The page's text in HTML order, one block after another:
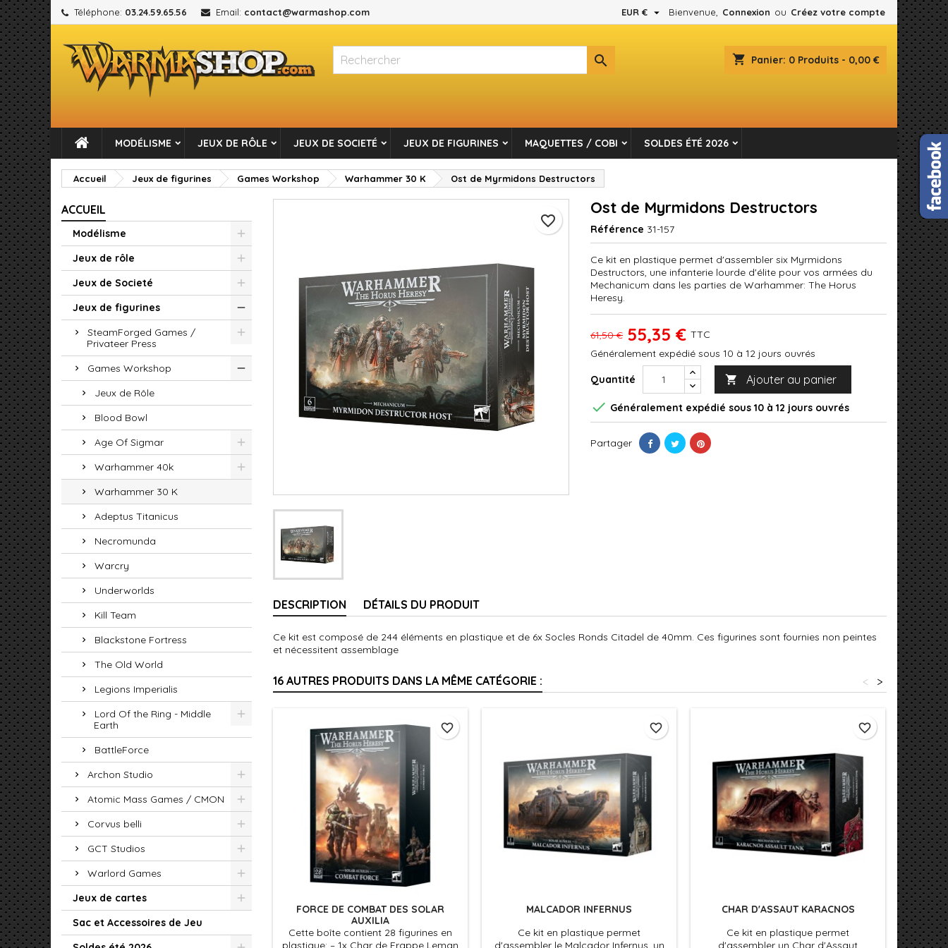
Téléphone: 03.24.59.65.56 Email: contact@warmashop.com Bienvenue, Connexion ou Créez votre compte
EUR € 
shopping_cart Panier: 0 Produits - 0,00 €

MODÉLISME JEUX DE RÔLE JEUX DE SOCIETÉ JEUX DE FIGURINES MAQUETTES / COBI SOLDES ÉTÉ 2026
Accueil Jeux de figurines Games Workshop Warhammer 30 K Ost de Myrmidons Destructors
ACCUEIL
Modélisme
Jeux de rôle
Jeux de Societé
Jeux de figurines
SteamForged Games /
Privateer Press
Games Workshop
Jeux de Rôle
Blood Bowl
Age Of Sigmar
Warhammer 40k
Warhammer 30 K
Adeptus Titanicus
Necromunda
Warcry
Underworlds
Kill Team
Blackstone Fortress
The Old World
Legions Imperialis
Lord Of the Ring - Middle
Earth
BattleForce
Archon Studio
Atomic Mass Games / CMON
Corvus belli
GCT Studios
Warlord Games
Jeux de cartes
Sac et Accessoires de Jeu
Ost de Myrmidons Destructors
Référence 31-157
Ce kit en plastique permet d'assembler six Myrmidons
Destructors, une infanterie lourde d'élite pour vos armées du
Mechanicum dans les parties de Warhammer: The Horus
Heresy.
61,50 € 55,35 € TTC
Généralement expédié sous 10 à 12 jours ouvrés
Quantité  Ajouter au panier
favorite_border
 Généralement expédié sous 10 à 12 jours ouvrés
Partager
DESCRIPTION DÉTAILS DU PRODUIT
Ce kit est composé de 244 éléments en plastique et de 6x Socles Ronds Citadel de 40mm. Ces figurines sont fournies non peintes
et nécessitent assemblage
16 AUTRES PRODUITS DANS LA MÊME CATÉGORIE : >
<
FORCE DE COMBAT DES SOLAR
AUXILIA
Cette boîte contient 28 figurines en
plastique: – 1x Char de Frappe Leman
favorite_border
MALCADOR INFERNUS
Ce kit en plastique permet
d'assembler le Malcador Infernus, un
favorite_border
CHAR D'ASSAUT KARACNOS
Ce kit en plastique permet
d'assembler un Char d'Assaut
favorite_border
LIBER
Les
Mes listes d'envies
add_circle_outline Créer une nouvelle liste
Créer une liste d'envies
Connexion
Vous devez être connecté pour ajouter des produits à votre liste d'envies.